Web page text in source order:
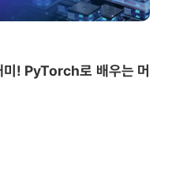
미! PyTorch로 배우는 머